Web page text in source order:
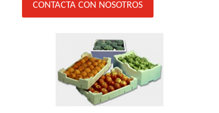
CONTACTA CON NOSOTROS